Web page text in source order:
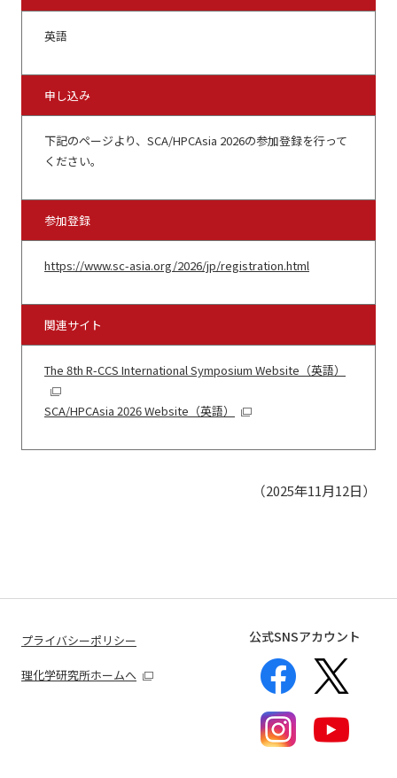
英語
申し込み
下記のページより、SCA/HPCAsia 2026の参加登録を行って
ください。
参加登録
https://www.sc-asia.org/2026/jp/registration.html
関連サイト
The 8th R-CCS International Symposium Website （英語）
SCA/HPCAsia 2026 Website （英語）
（2025年11月12日）
プライバシーポリシー
理化学研究所ホームへ
公式SNSアカウント